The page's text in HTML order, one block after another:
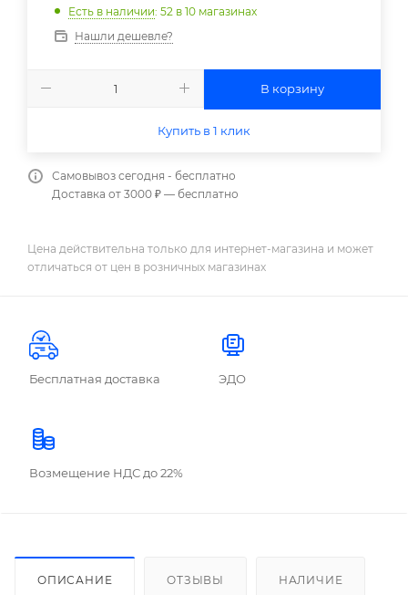
Есть в наличии: 52 в 10 магазинах
Нашли дешевле?
В корзину
Купить в 1 клик
Самовывоз сегодня - бесплатно
Доставка от 3000 ₽ — бесплатно
Цена действительна только для интернет-магазина и может
отличаться от цен в розничных магазинах
Бесплатная доставка ЭДО
Возмещение НДС до 22%
ОПИСАНИЕ ОТЗЫВЫ НАЛИЧИЕ